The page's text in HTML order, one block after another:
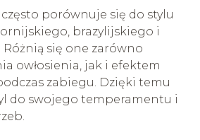
porównuje się do stylu
brazylijskiego i
się one zarówno
owłosienia, jak i efektem
zabiegu. Dzięki temu
do swojego temperamentu i